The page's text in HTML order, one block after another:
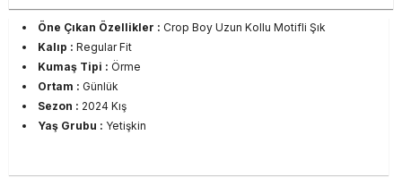
Öne Çıkan Özellikler : Crop Boy Uzun Kollu Motifli Şık
Kalıp : Regular Fit
Kumaş Tipi : Örme
Ortam : Günlük
Sezon : 2024 Kış
Yaş Grubu : Yetişkin